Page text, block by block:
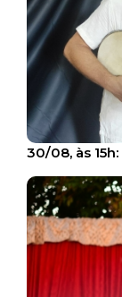
30/08, às 15h: